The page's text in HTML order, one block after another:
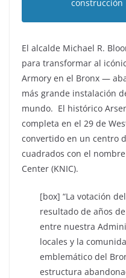
construcción
El alcalde Michael R.
para transformar al
Armory en el Bronx —
más grande instalación
mundo. El histórico
completa en el 29 de
convertido en un centro
cuadrados con el
Center (KNIC).
[box] “La votación
resultado de años
entre nuestra
locales y la
emblemático del
estructura